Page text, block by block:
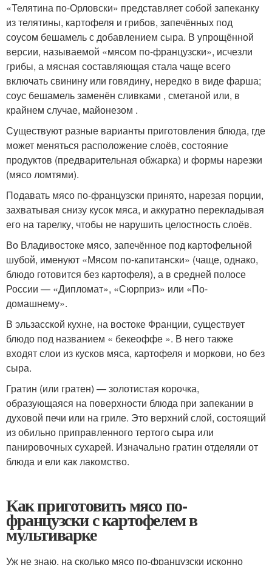
«Телятина по-Орловски» представляет собой запеканку
из телятины, картофеля и грибов, запечённых под
соусом бешамель с добавлением сыра. В упрощённой
версии, называемой «мясом по-французски», исчезли
грибы, а мясная составляющая стала чаще всего
включать свинину или говядину, нередко в виде фарша;
соус бешамель заменён сливками , сметаной или, в
крайнем случае, майонезом .
Существуют разные варианты приготовления блюда, где
может меняться расположение слоёв, состояние
продуктов (предварительная обжарка) и формы нарезки
(мясо ломтями).
Подавать мясо по-французски принято, нарезая порции,
захватывая снизу кусок мяса, и аккуратно перекладывая
его на тарелку, чтобы не нарушить целостность слоёв.
Во Владивостоке мясо, запечённое под картофельной
шубой, именуют «Мясом по-капитански» (чаще, однако,
блюдо готовится без картофеля), а в средней полосе
России — «Дипломат», «Сюрприз» или «По-
домашнему».
В эльзасской кухне, на востоке Франции, существует
блюдо под названием « бекеоффе ». В него также
входят слои из кусков мяса, картофеля и моркови, но без
сыра.
Гратин (или гратен) — золотистая корочка,
образующаяся на поверхности блюда при запекании в
духовой печи или на гриле. Это верхний слой, состоящий
из обильно приправленного тертого сыра или
панировочных сухарей. Изначально гратин отделяли от
блюда и ели как лакомство.
Как приготовить мясо по-
французски с картофелем в
мультиварке
Уж не знаю, на сколько мясо по-французски исконно